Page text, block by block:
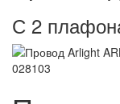
С 2